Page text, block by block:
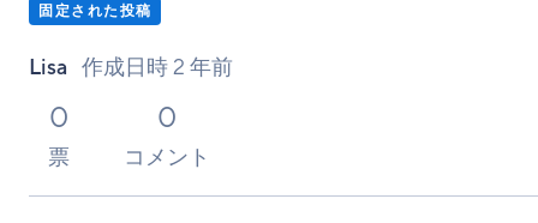
固定された投稿
Lisa 作成日時2 年前
0
票
0
コメント